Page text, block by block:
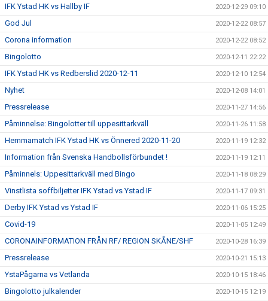
IFK Ystad HK vs Hallby IF 2020-12-29 09:10
God Jul 2020-12-22 08:57
Corona information 2020-12-22 08:52
Bingolotto 2020-12-11 22:22
IFK Ystad HK vs Redberslid 2020-12-11 2020-12-10 12:54
Nyhet 2020-12-08 14:01
Pressrelease 2020-11-27 14:56
Påminnelse: Bingolotter till uppesittarkväll 2020-11-26 11:58
Hemmamatch IFK Ystad HK vs Önnered 2020-11-20 2020-11-19 12:32
Information från Svenska Handbollsförbundet ! 2020-11-19 12:11
Påminnels: Uppesittarkväll med Bingo 2020-11-18 08:29
Vinstlista soffbiljetter IFK Ystad vs Ystad IF 2020-11-17 09:31
Derby IFK Ystad vs Ystad IF 2020-11-06 15:25
Covid-19 2020-11-05 12:49
CORONAINFORMATION FRÅN RF/ REGION SKÅNE/SHF 2020-10-28 16:39
Pressrelease 2020-10-21 15:13
YstaPågarna vs Vetlanda 2020-10-15 18:46
Bingolotto julkalender 2020-10-15 12:19